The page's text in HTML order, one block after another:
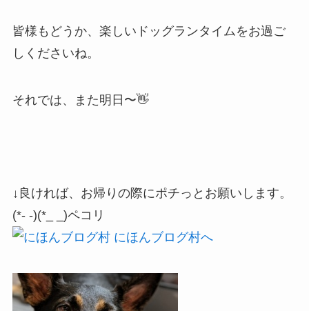
皆様もどうか、楽しいドッグランタイムをお過ご
しくださいね。
それでは、また明日〜👋
↓良ければ、お帰りの際にポチっとお願いします。
(*- -)(*_ _)ペコリ